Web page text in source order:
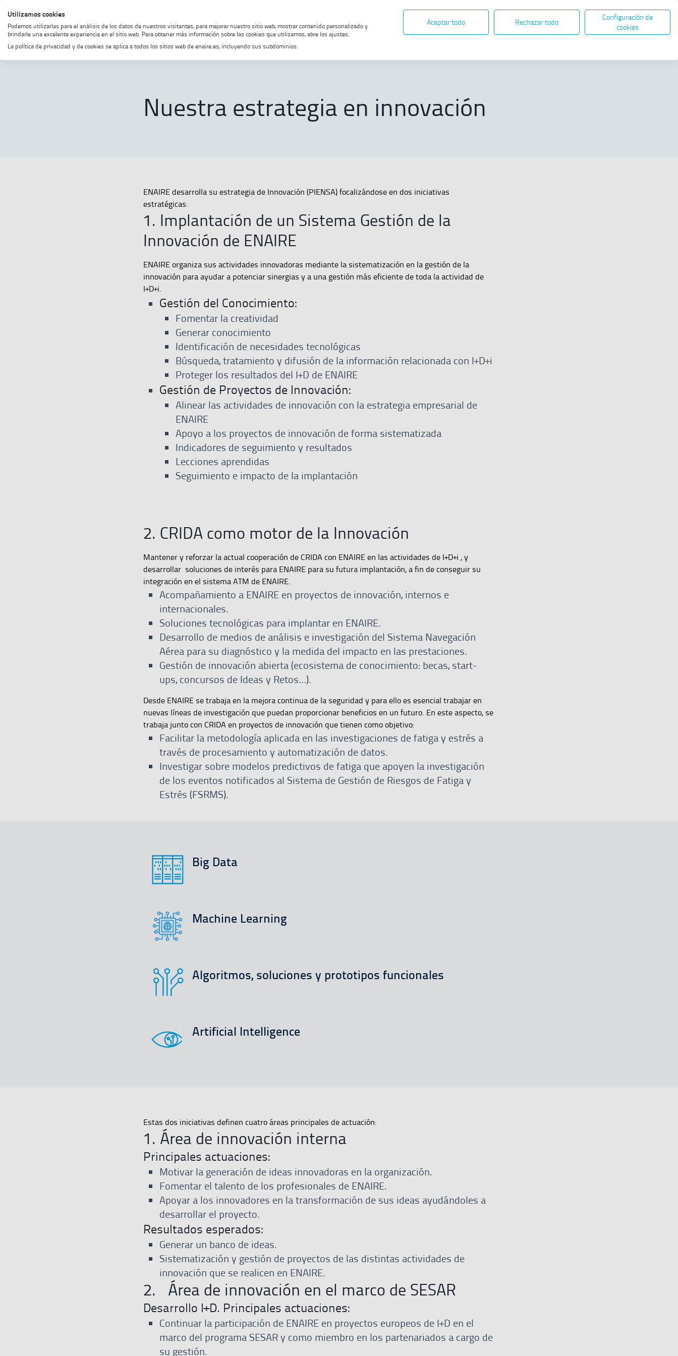
Saltar
al
menú
Saltar
al
contenido
Saltar
al
footer
Activar
alto
contraste
MENÚ SEDE ELECTRÓNICA
Abre en nueva ventana
Home Nuestra estrategia en innovación
Nuestra estrategia en innovación
ENAIRE desarrolla su estrategia de Innovación (PIENSA) focalizándose en dos iniciativas
estratégicas:
1. Implantación de un Sistema Gestión de la
Innovación de ENAIRE
ENAIRE organiza sus actividades innovadoras mediante la sistematización en la gestión de la
innovación para ayudar a potenciar sinergias y a una gestión más eficiente de toda la actividad de
I+D+i.
Gestión del Conocimiento:
Fomentar la creatividad
Generar conocimiento
Identificación de necesidades tecnológicas
Búsqueda, tratamiento y difusión de la información relacionada con I+D+i
Proteger los resultados del I+D de ENAIRE
Gestión de Proyectos de Innovación:
Alinear las actividades de innovación con la estrategia empresarial de
ENAIRE
Apoyo a los proyectos de innovación de forma sistematizada
Indicadores de seguimiento y resultados
Lecciones aprendidas
Seguimiento e impacto de la implantación
2. CRIDA como motor de la Innovación
Mantener y reforzar la actual cooperación de CRIDA con ENAIRE en las actividades de I+D+i , y
desarrollar soluciones de interés para ENAIRE para su futura implantación, a fin de conseguir su
integración en el sistema ATM de ENAIRE.
Acompañamiento a ENAIRE en proyectos de innovación, internos e
internacionales.
Soluciones tecnológicas para implantar en ENAIRE.
Desarrollo de medios de análisis e investigación del Sistema Navegación
Aérea para su diagnóstico y la medida del impacto en las prestaciones.
Gestión de innovación abierta (ecosistema de conocimiento: becas, start-
ups, concursos de Ideas y Retos…).
Desde ENAIRE se trabaja en la mejora continua de la seguridad y para ello es esencial trabajar en
nuevas líneas de investigación que puedan proporcionar beneficios en un futuro. En este aspecto, se
trabaja junto con CRIDA en proyectos de innovación que tienen como objetivo:
Facilitar la metodología aplicada en las investigaciones de fatiga y estrés a
través de procesamiento y automatización de datos.
Investigar sobre modelos predictivos de fatiga que apoyen la investigación
de los eventos notificados al Sistema de Gestión de Riesgos de Fatiga y
Estrés (FSRMS).
Big Data
Machine Learning
Algoritmos, soluciones y prototipos funcionales
Artificial Intelligence
Estas dos iniciativas definen cuatro áreas principales de actuación:
1. Área de innovación interna
Principales actuaciones:
Motivar la generación de ideas innovadoras en la organización.
Fomentar el talento de los profesionales de ENAIRE.
Apoyar a los innovadores en la transformación de sus ideas ayudándoles a
desarrollar el proyecto.
Resultados esperados:
Generar un banco de ideas.
Sistematización y gestión de proyectos de las distintas actividades de
innovación que se realicen en ENAIRE.
2. Área de innovación en el marco de SESAR
Desarrollo I+D. Principales actuaciones:
Continuar la participación de ENAIRE en proyectos europeos de I+D en el
marco del programa SESAR y como miembro en los partenariados a cargo de
su gestión.
Utilizamos cookies
Podemos utilizarlas para el análisis de los datos de nuestros visitantes, para mejorar nuestro sitio web, mostrar contenido personalizado y
brindarle una excelente experiencia en el sitio web. Para obtener más información sobre las cookies que utilizamos, abre los ajustes.
La política de privacidad y de cookies se aplica a todos los sitios web de enaire.es, incluyendo sus subdominios.
Aceptar todo Rechazar todo
Configuración de
cookies